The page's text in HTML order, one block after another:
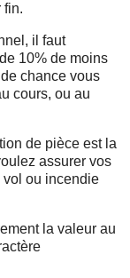
fin.
il faut
10% de moins
chance vous
cours, ou au
de pièce est la
assurer vos
vol ou incendie
la valeur au